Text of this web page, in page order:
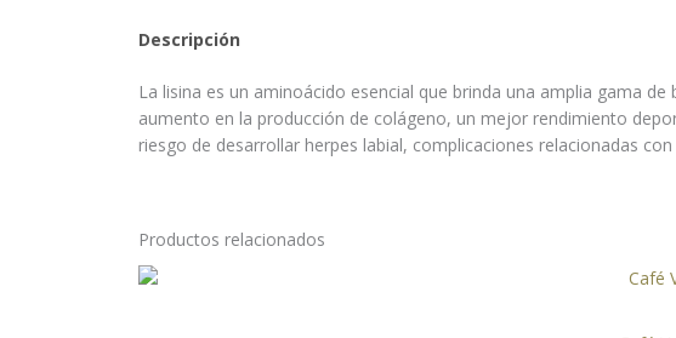
Descripción
La lisina es un aminoácido esencial que brinda una amplia gama
aumento en la producción de colágeno, un mejor rendimiento
riesgo de desarrollar herpes labial, complicaciones relacionadas
Productos relacionados